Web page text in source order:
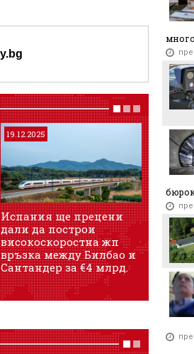
19.12.2025
Испания ще прецени
дали да построи
високоскоростна жп
връзка между Билбао и
Сантандер за €4 млрд.
и кога?